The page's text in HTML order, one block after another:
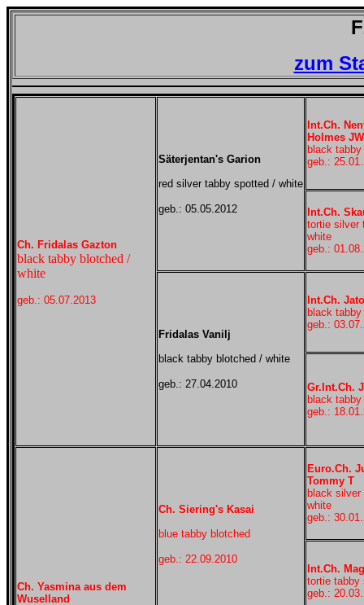
zum
Ch. Fridalas Gazton
black tabby blotched /
white
geb.: 05.07.2013
Säterjentan's Garion
red silver tabby spotted / white
geb.: 05.05.2012
Int.Ch.
Holmes JW
black
geb.:
Int.Ch.
tortie silver
white
geb.:
Fridalas Vanilj
black tabby blotched / white
geb.: 27.04.2010
Int.Ch.
black
geb.:
Gr.Int.Ch.
black
geb.:
Ch. Yasmina aus dem
Wuselland
Ch. Siering's Kasai
blue tabby blotched
geb.: 22.09.2010
Euro.Ch.
Tommy T
black
white
geb.:
Int.Ch.
tortie tabby
geb.: